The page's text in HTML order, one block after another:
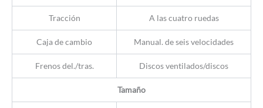
Tracción A las cuatro ruedas
Caja de cambio Manual. de seis velocidades
Frenos del./tras. Discos ventilados/discos
Tamaño